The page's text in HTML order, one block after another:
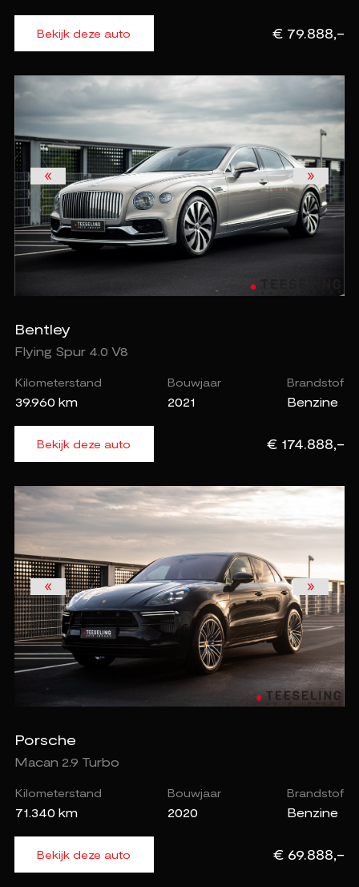
€ 79.888,-
Bekijk deze auto
Bentley
Flying Spur 4.0 V8
Kilometerstand
39.960 km
Bouwjaar
2021
Brandstof
Benzine
€ 174.888,-
Bekijk deze auto
Porsche
Macan 2.9 Turbo
Kilometerstand
71.340 km
Bouwjaar
2020
Brandstof
Benzine
€ 69.888,-
Bekijk deze auto